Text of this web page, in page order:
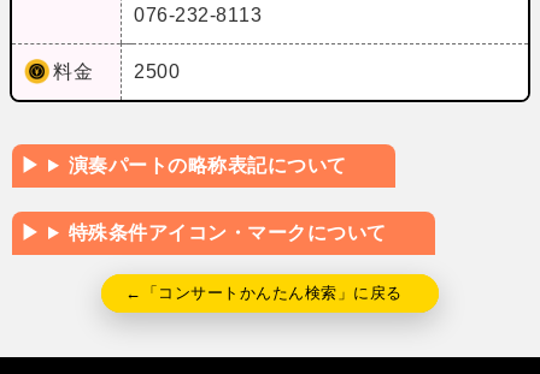
076-232-8113
料金 2500
演奏パートの略称表記について
特殊条件アイコン・マークについて
←「コンサートかんたん検索」に戻る